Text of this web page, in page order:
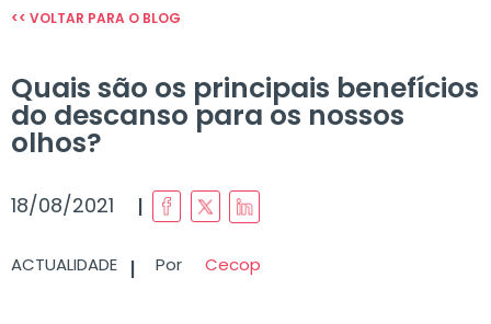
<< VOLTAR PARA O BLOG
Quais são os principais benefícios
do descanso para os nossos
olhos?
18/08/2021 I
ACTUALIDADE I Por Cecop